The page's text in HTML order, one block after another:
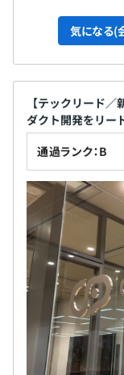
気になる(
【テックリード
ダクト開発をリー
通過ランク：B